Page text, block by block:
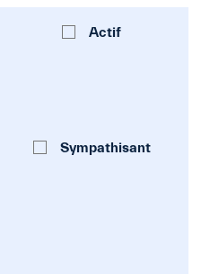
Actif
Sympathisant